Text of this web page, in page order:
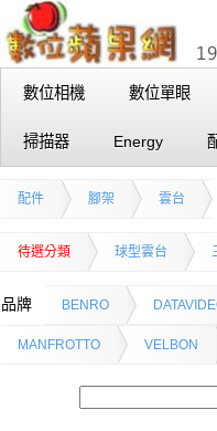
數位相機 數位單眼
掃描器 Energy
配件 腳架 雲台
待選分類 球型雲台
品牌 BENRO
MANFROTTO VELBON